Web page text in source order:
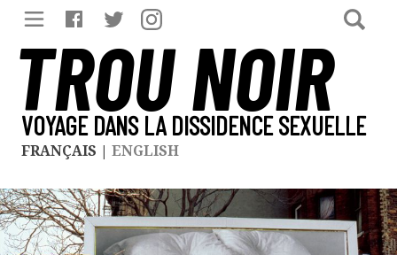
TROU NOIR
VOYAGE DANS LA DISSIDENCE SEXUELLE
FRANÇAIS | ENGLISH